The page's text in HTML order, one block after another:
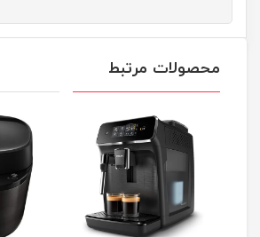
محصولات مرتبط